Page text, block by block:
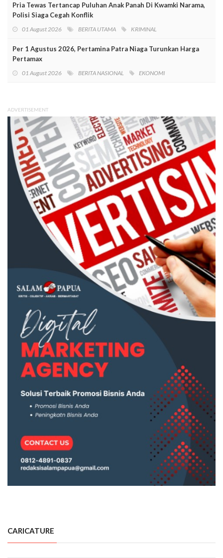
Pria Tewas Tertancap Puluhan Anak Panah Di Kwamki Narama,
Polisi Siaga Cegah Konflik
01 August 2026 BERITA UTAMA KRIMINAL
Per 1 Agustus 2026, Pertamina Patra Niaga Turunkan Harga
Pertamax
01 August 2026 BERITA NASIONAL EKONOMI
ADVERTISEMENT
CARICATURE